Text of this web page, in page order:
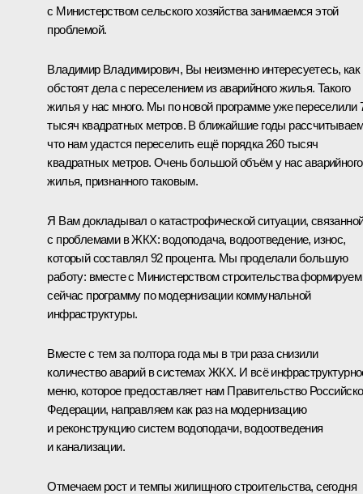
с Министерством сельского хозяйства занимаемся этой
проблемой.
Владимир Владимирович, Вы неизменно интересуетесь, как
обстоят дела с переселением из аварийного жилья. Такого
жилья у нас много. Мы по новой программе уже переселили
тысяч квадратных метров. В ближайшие годы
что нам удастся переселить ещё порядка 260 тысяч
квадратных метров. Очень большой объём у нас аварийного
жилья, признанного таковым.
Я Вам докладывал о катастрофической ситуации,
с проблемами в ЖКХ: водоподача, водоотведение, износ,
который составлял 92 процента. Мы проделали большую
работу: вместе с Министерством строительства формируем
сейчас программу по модернизации коммунальной
инфраструктуры.
Вместе с тем за полтора года мы в три раза снизили
количество аварий в системах ЖКХ. И всё
меню, которое предоставляет нам Правительство
Федерации, направляем как раз на модернизацию
и реконструкцию систем водоподачи, водоотведения
и канализации.
Отмечаем рост и темпы жилищного строительства, сегодня